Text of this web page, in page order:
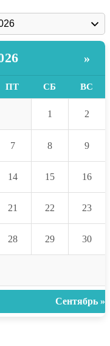
»
ПТ СБ ВС
1 2
7 8 9
14 15 16
21 22 23
28 29 30
Сентябрь »